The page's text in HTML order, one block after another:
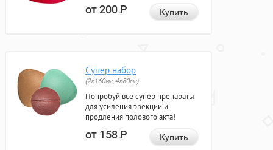
от 200Р Купить
Супер набор
(2х160мг, 4х80мг)
Попробуй все супер препараты
для усиления эрекции и
продления полового акта!
от 158Р Купить